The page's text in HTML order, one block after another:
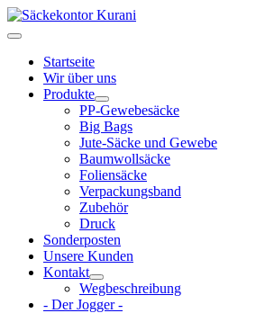
Startseite
Wir über uns
Produkte
PP-Gewebesäcke
Big Bags
Jute-Säcke und Gewebe
Baumwollsäcke
Foliensäcke
Verpackungsband
Zubehör
Druck
Sonderposten
Unsere Kunden
Kontakt
Wegbeschreibung
- Der Jogger -